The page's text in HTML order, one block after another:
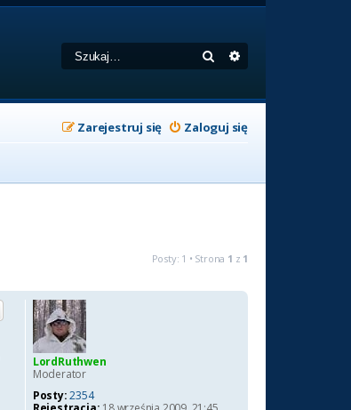
Szukaj
Zaloguj się
Zarejestruj się
Posty: 1 • Strona 1 z 1
LordRuthwen
Moderator
Posty:2354